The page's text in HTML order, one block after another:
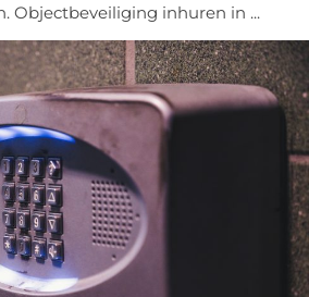
Objectbeveiliging inhuren in ...